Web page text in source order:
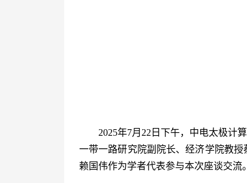
2025年7月22日下午，中电太极计
一带一路研究院副院长、经济学院教
赖国伟作为学者代表参与本次座谈交流